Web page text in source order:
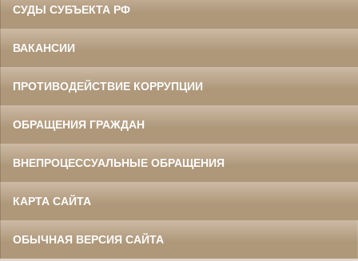
СУДЫ СУБЪЕКТА РФ
ВАКАНСИИ
ПРОТИВОДЕЙСТВИЕ КОРРУПЦИИ
ОБРАЩЕНИЯ ГРАЖДАН
ВНЕПРОЦЕССУАЛЬНЫЕ ОБРАЩЕНИЯ
КАРТА САЙТА
ОБЫЧНАЯ ВЕРСИЯ САЙТА